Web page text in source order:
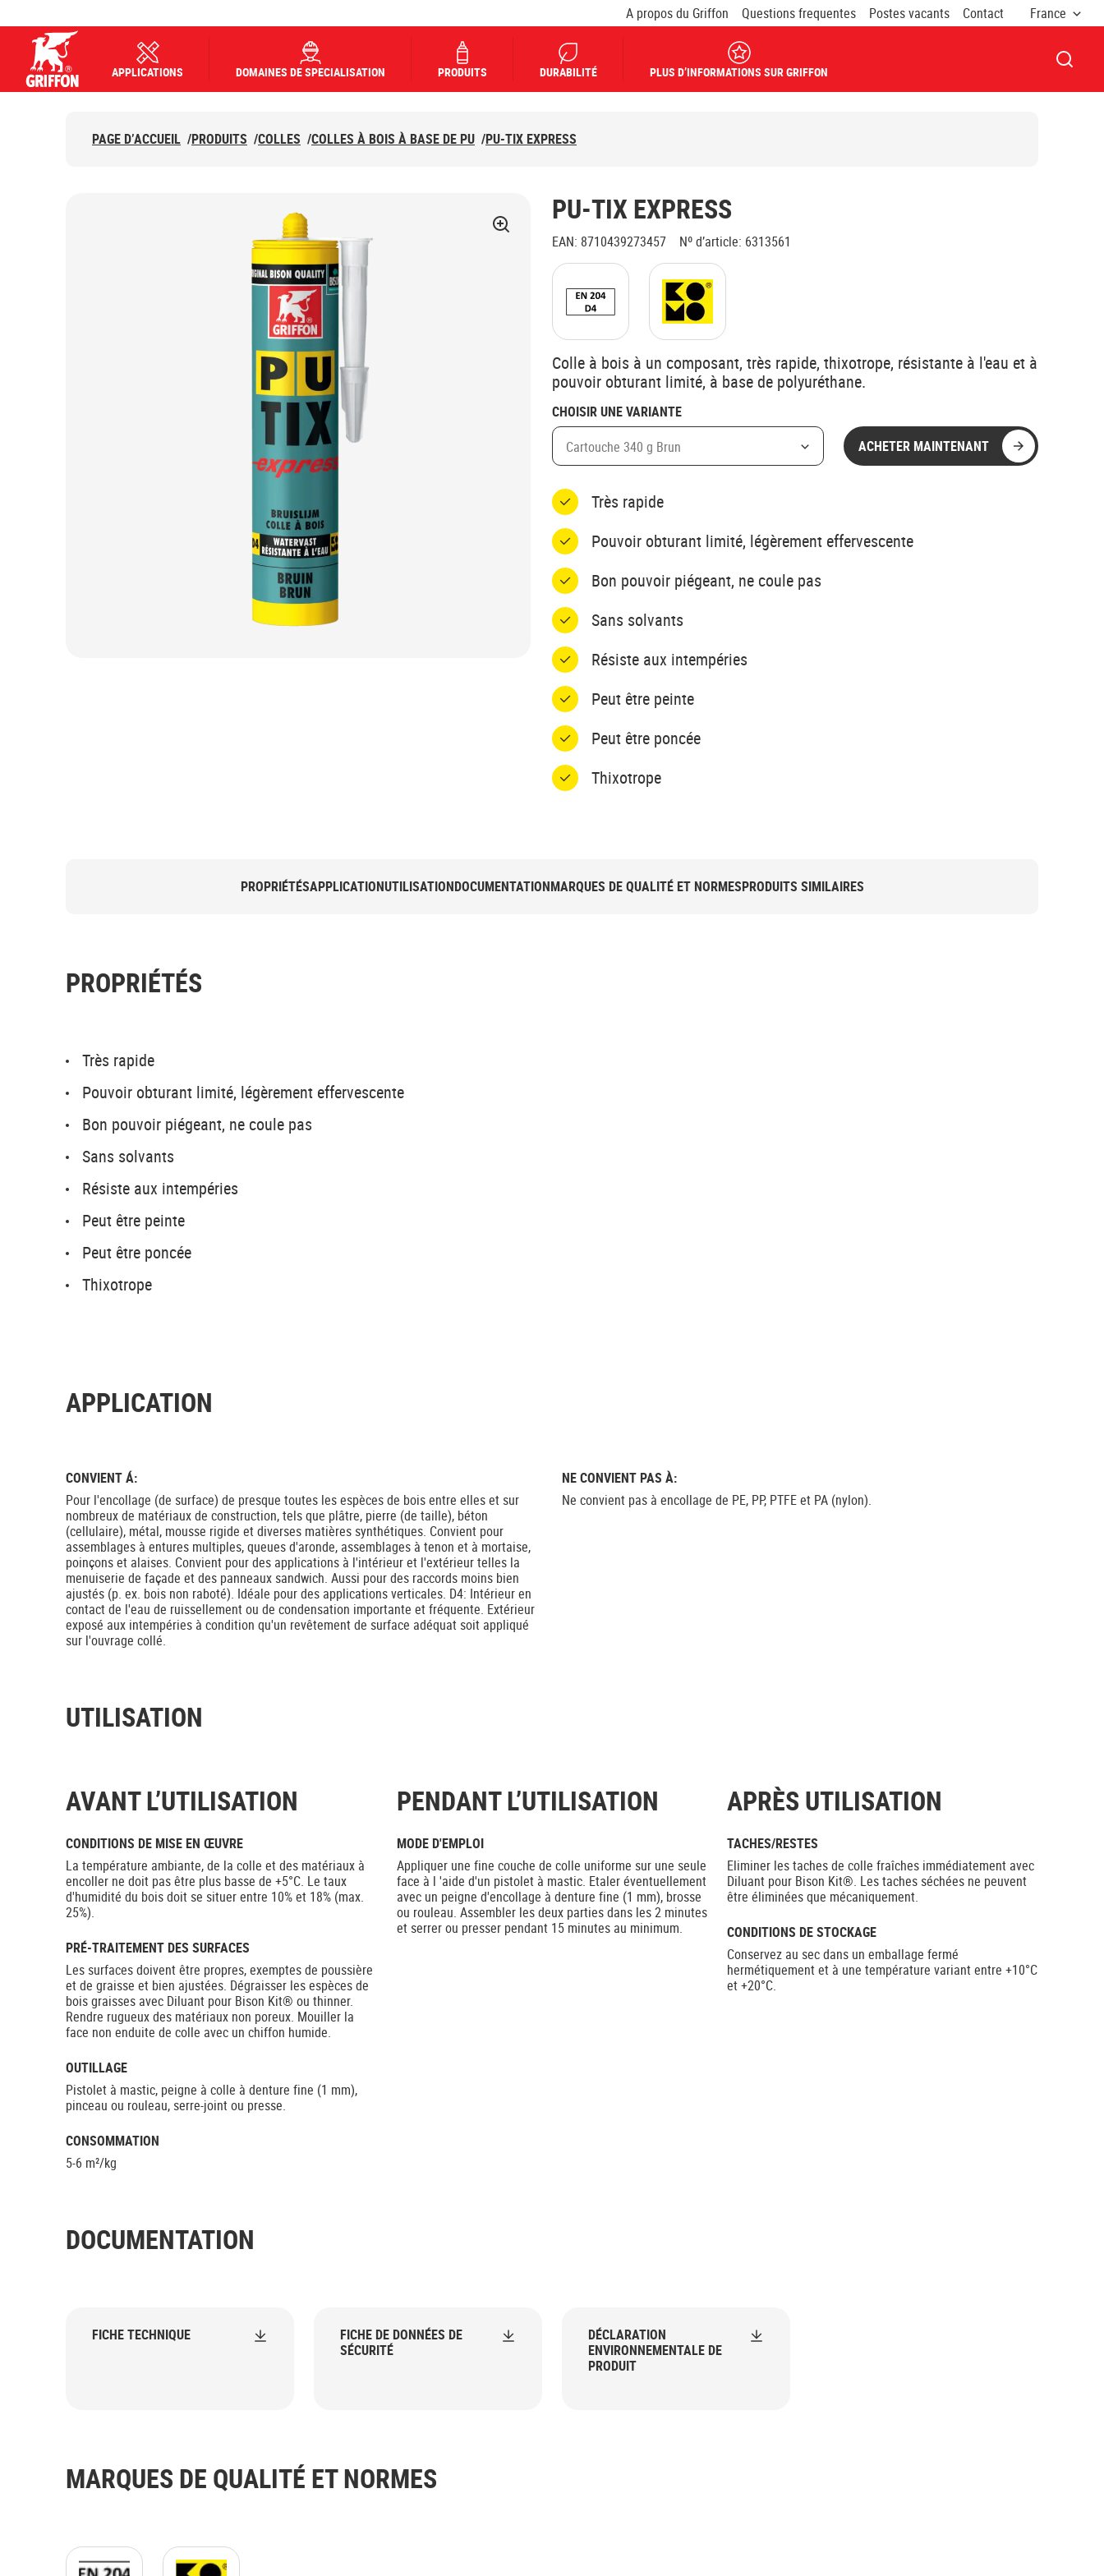
A propos du Griffon Questions frequentes Postes vacants Contact France
APPLICATIONS DOMAINES DE SPECIALISATION PRODUITS DURABILITÉ PLUS D’INFORMATIONS SUR GRIFFON
PAGE D’ACCUEIL /PRODUITS /COLLES /COLLES À BOIS À BASE DE PU /PU-TIX EXPRESS
PU-TIX EXPRESS
EAN: 8710439273457 Nº d’article: 6313561
Colle à bois à un composant, très rapide, thixotrope, résistante à l'eau et à
pouvoir obturant limité, à base de polyuréthane.
CHOISIR UNE VARIANTE
Cartouche 340 g Brun
ACHETER MAINTENANT
Très rapide
Pouvoir obturant limité, légèrement effervescente
Bon pouvoir piégeant, ne coule pas
Sans solvants
Résiste aux intempéries
Peut être peinte
Peut être poncée
Thixotrope
PROPRIÉTÉSAPPLICATIONUTILISATIONDOCUMENTATIONMARQUES DE QUALITÉ ET NORMESPRODUITS SIMILAIRES
PROPRIÉTÉS
Très rapide
Pouvoir obturant limité, légèrement effervescente
Bon pouvoir piégeant, ne coule pas
Sans solvants
Résiste aux intempéries
Peut être peinte
Peut être poncée
Thixotrope
APPLICATION
CONVIENT Á:
Pour l'encollage (de surface) de presque toutes les espèces de bois entre elles et sur
nombreux de matériaux de construction, tels que plâtre, pierre (de taille), béton
(cellulaire), métal, mousse rigide et diverses matières synthétiques. Convient pour
assemblages à entures multiples, queues d'aronde, assemblages à tenon et à mortaise,
poinçons et alaises. Convient pour des applications à l'intérieur et l'extérieur telles la
menuiserie de façade et des panneaux sandwich. Aussi pour des raccords moins bien
ajustés (p. ex. bois non raboté). Idéale pour des applications verticales. D4: Intérieur en
contact de l'eau de ruissellement ou de condensation importante et fréquente. Extérieur
exposé aux intempéries à condition qu'un revêtement de surface adéquat soit appliqué
sur l'ouvrage collé.
NE CONVIENT PAS À:
Ne convient pas à encollage de PE, PP, PTFE et PA (nylon).
UTILISATION
AVANT L’UTILISATION
CONDITIONS DE MISE EN ŒUVRE
La température ambiante, de la colle et des matériaux à
encoller ne doit pas être plus basse de +5°C. Le taux
d'humidité du bois doit se situer entre 10% et 18% (max.
25%).
PRÉ-TRAITEMENT DES SURFACES
Les surfaces doivent être propres, exemptes de poussière
et de graisse et bien ajustées. Dégraisser les espèces de
bois graisses avec Diluant pour Bison Kit® ou thinner.
Rendre rugueux des matériaux non poreux. Mouiller la
face non enduite de colle avec un chiffon humide.
OUTILLAGE
Pistolet à mastic, peigne à colle à denture fine (1 mm),
pinceau ou rouleau, serre-joint ou presse.
CONSOMMATION
5-6 m²/kg
PENDANT L’UTILISATION
MODE D'EMPLOI
Appliquer une fine couche de colle uniforme sur une seule
face à l 'aide d'un pistolet à mastic. Etaler éventuellement
avec un peigne d'encollage à denture fine (1 mm), brosse
ou rouleau. Assembler les deux parties dans les 2 minutes
et serrer ou presser pendant 15 minutes au minimum.
APRÈS UTILISATION
TACHES/RESTES
Eliminer les taches de colle fraîches immédiatement avec
Diluant pour Bison Kit®. Les taches séchées ne peuvent
être éliminées que mécaniquement.
CONDITIONS DE STOCKAGE
Conservez au sec dans un emballage fermé
hermétiquement et à une température variant entre +10°C
et +20°C.
DOCUMENTATION
FICHE TECHNIQUE
FICHE DE DONNÉES DE
SÉCURITÉ
DÉCLARATION
ENVIRONNEMENTALE DE
PRODUIT
MARQUES DE QUALITÉ ET NORMES
Logo EN 204 D4.jpgKOMO Logo JPG.jpg